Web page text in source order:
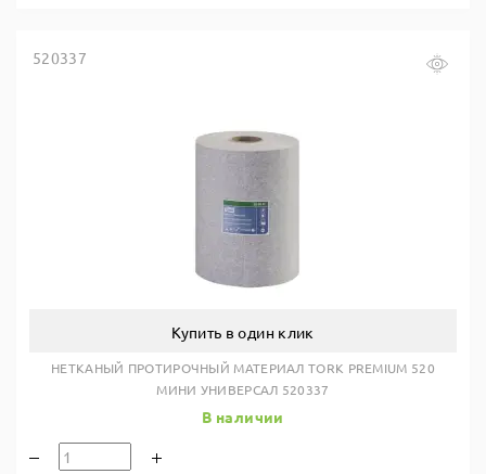
520337
Купить в один клик
НЕТКАНЫЙ ПРОТИРОЧНЫЙ МАТЕРИАЛ TORK PREMIUM 520
МИНИ УНИВЕРСАЛ 520337
В наличии